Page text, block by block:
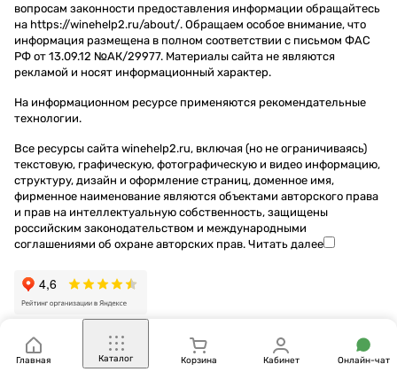
Главная Каталог Корзина Кабинет Онлайн-чат
вопросам законности предоставления информации обращайтесь
на https://winehelp2.ru/about/. Обращаем особое внимание, что
информация размещена в полном соответствии с письмом ФАС
РФ от 13.09.12 №АК/29977. Материалы сайта не являются
рекламой и носят информационный характер.
На информационном ресурсе применяются рекомендательные
технологии.
Все ресурсы сайта winehelp2.ru, включая (но не ограничиваясь)
текстовую, графическую, фотографическую и видео информацию,
структуру, дизайн и оформление страниц, доменное имя,
фирменное наименование являются объектами авторского права
и прав на интеллектуальную собственность, защищены
российским законодательством и международными
соглашениями об охране авторских прав. Читать далее